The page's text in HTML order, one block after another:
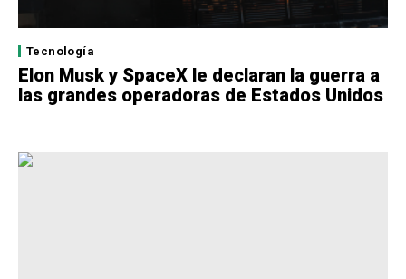
Tecnología
Elon Musk y SpaceX le declaran la guerra a
las grandes operadoras de Estados Unidos